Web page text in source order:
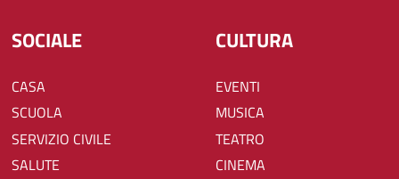
SOCIALE
CASA
SCUOLA
SERVIZIO CIVILE
SALUTE
CULTURA
EVENTI
MUSICA
TEATRO
CINEMA